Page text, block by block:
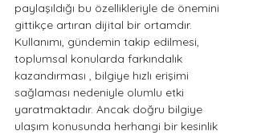
paylaşıldığı bu özellikleriyle de önemini
gittikçe artıran dijital bir ortamdır.
Kullanımı, gündemin takip edilmesi,
toplumsal konularda farkındalık
kazandırması , bilgiye hızlı erişimi
sağlaması nedeniyle olumlu etki
yaratmaktadır. Ancak doğru bilgiye
ulaşım konusunda herhangi bir kesinlik